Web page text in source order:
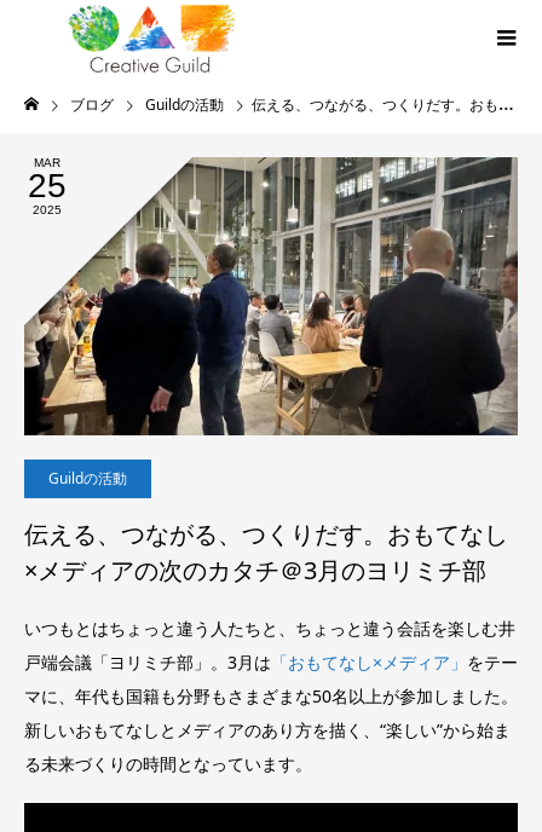
ブログ Guildの活動 伝える、つながる、つくりだす。おもてなし×メディアの次のカタチ＠3月のヨリミチ部
MAR
25
2025
Guildの活動
伝える、つながる、つくりだす。おもてなし
×メディアの次のカタチ＠3月のヨリミチ部
いつもとはちょっと違う人たちと、ちょっと違う会話を楽しむ井
戸端会議「ヨリミチ部」。3月は 「おもてなし×メディア」 をテー
マに、年代も国籍も分野もさまざまな50名以上が参加しました。
新しいおもてなしとメディアのあり方を描く、“楽しい”から始ま
る未来づくりの時間となっています。